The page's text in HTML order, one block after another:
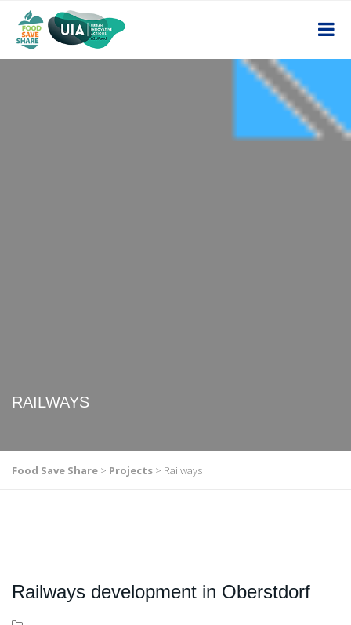
RAILWAYS
Food Save Share > Projects > Railways
Railways development in Oberstdorf